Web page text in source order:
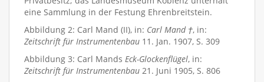
eine Sammlung in der Festung Ehrenbreitstein.
Abbildung 2: Carl Mand (II), in: Carl Mand †, in:
Zeitschrift für Instrumentenbau 11. Jan. 1907, S. 309
Abbildung 3: Carl Mands Eck-Glockenflügel, in:
Zeitschrift für Instrumentenbau 21. Juni 1905, S. 806